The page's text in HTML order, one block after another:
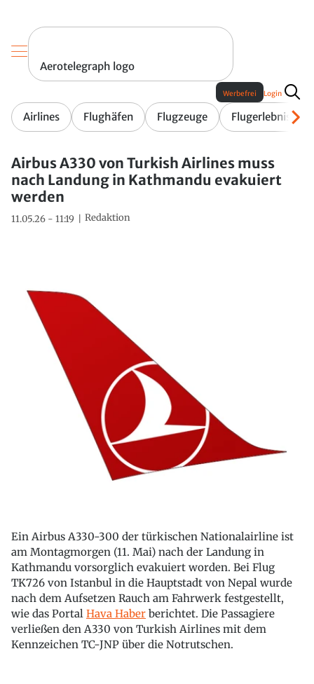
Aerotelegraph logo
Airlines Flughäfen Flugzeuge Flugerlebnis
Werbefrei Login
Airbus A330 von Turkish Airlines muss
nach Landung in Kathmandu evakuiert
werden
11.05.26 - 11:19 Redaktion
Ein Airbus A330-300 der türkischen Nationalairline ist
am Montagmorgen (11. Mai) nach der Landung in
Kathmandu vorsorglich evakuiert worden. Bei Flug
TK726 von Istanbul in die Hauptstadt von Nepal wurde
nach dem Aufsetzen Rauch am Fahrwerk festgestellt,
wie das Portal Hava Haber berichtet. Die Passagiere
verließen den A330 von Turkish Airlines mit dem
Kennzeichen TC-JNP über die Notrutschen.